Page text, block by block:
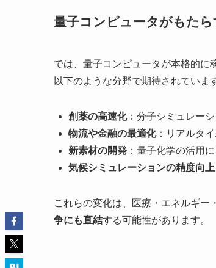
量子コンピュータがもた
では、量子コンピュータが本格的に
以下のような分野で期待されていま
創薬の高速化：分子シミュレー
物流や金融の最適化：リアルタ
新素材の開発 ：量子化学の活用
気候シミュレーションの精度向上
これらの変化は、医療・エネルギー
争にも直結する可能性があります。